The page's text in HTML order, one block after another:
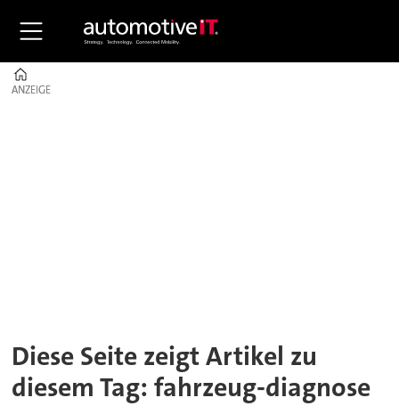
ANZEIGE
ANZEIGE
Diese Seite zeigt Artikel zu
diesem Tag: fahrzeug-diagnose